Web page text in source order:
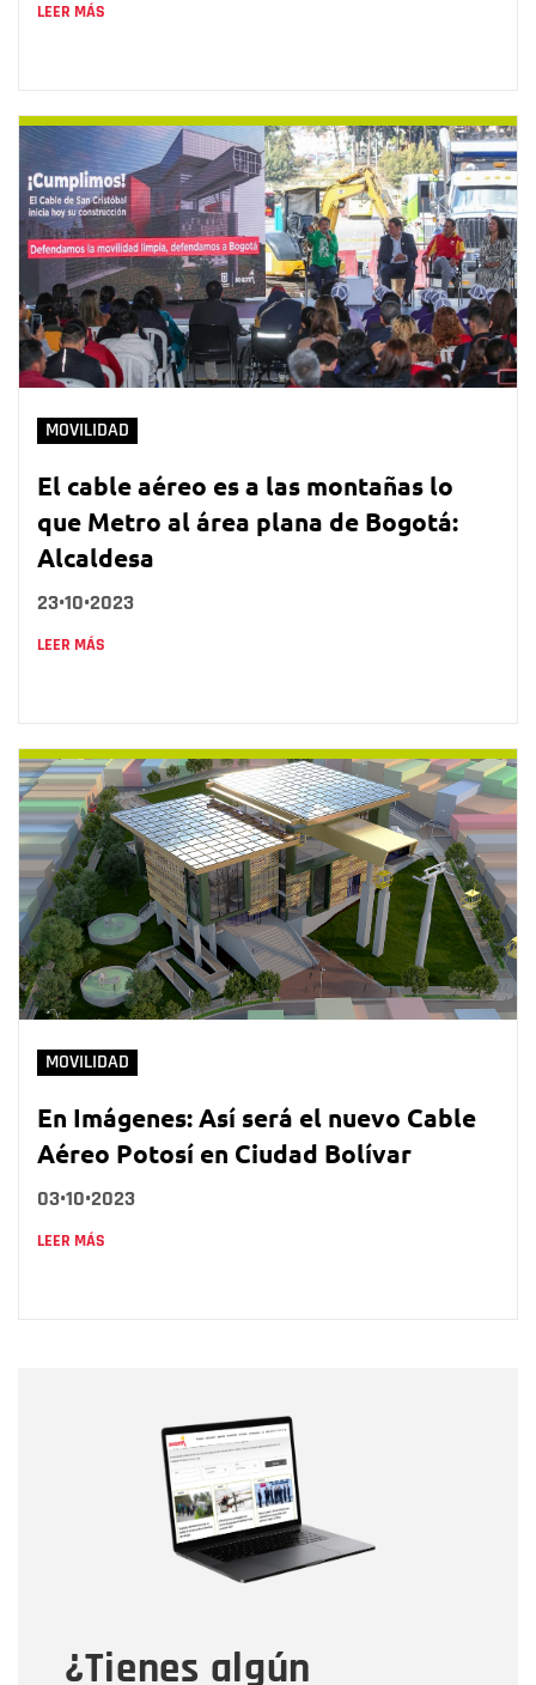
LEER MÁS
MOVILIDAD
El cable aéreo es a las montañas lo
que Metro al área plana de Bogotá:
Alcaldesa
23•10•2023
LEER MÁS
MOVILIDAD
En Imágenes: Así será el nuevo Cable
Aéreo Potosí en Ciudad Bolívar
03•10•2023
LEER MÁS
¿Tienes algún
Correo electrónico
Tipo de comentario
Mensaje